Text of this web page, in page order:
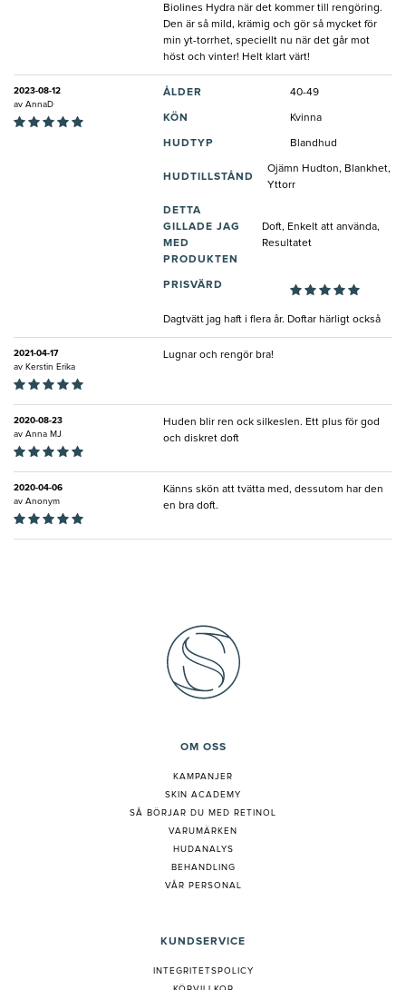
Biolines Hydra när det kommer till rengöring.
Den är så mild, krämig och gör så mycket för
min yt-torrhet, speciellt nu när det går mot
höst och vinter! Helt klart värt!
2023-08-12
av AnnaD
ÅLDER 40-49
KÖN Kvinna
HUDTYP Blandhud
HUDTILLSTÅND
Ojämn Hudton, Blankhet,
Yttorr
DETTA
GILLADE JAG
MED
PRODUKTEN
Doft, Enkelt att använda,
Resultatet
PRISVÄRD
Dagtvätt jag haft i flera år. Doftar härligt också
2021-04-17
av Kerstin Erika
Lugnar och rengör bra!
2020-08-23
av Anna MJ
Huden blir ren ock silkeslen. Ett plus för god
och diskret doft
2020-04-06
av Anonym
Känns skön att tvätta med, dessutom har den
en bra doft.
OM OSS
KAMPANJER
SKIN ACADEMY
SÅ BÖRJAR DU MED RETINOL
VARUMÄRKEN
HUDANALYS
BEHANDLING
VÅR PERSONAL
KUNDSERVICE
INTEGRITETSPOLICY